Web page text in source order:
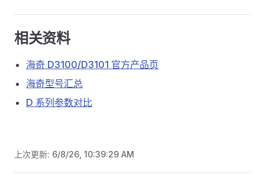
相关资料
海奇 D3100/D3101 官方产品页
海奇型号汇总
D 系列参数对比
上次更新: 6/8/26, 10:39:29 AM